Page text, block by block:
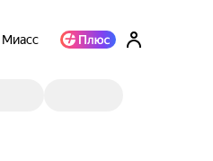
Миасс